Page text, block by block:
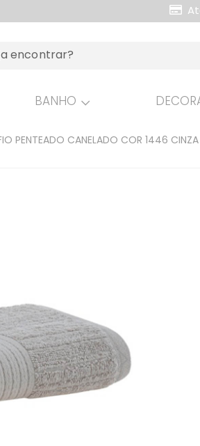
Até
BANHO
PENTEADO CANELADO COR 1446 CINZA